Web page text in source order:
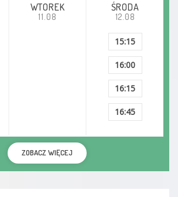
WTOREK
11.08
ŚRODA
12.08
15:15
16:00
16:15
16:45
ZOBACZ WIĘCEJ